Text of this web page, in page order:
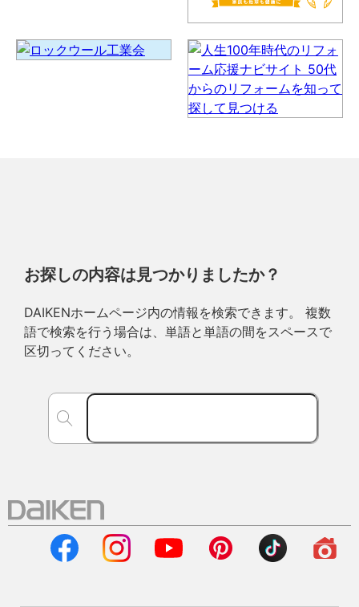
お探しの内容は見つかりましたか？
DAIKENホームページ内の情報を検索できます。 複数
語で検索を行う場合は、単語と単語の間をスペースで
区切ってください。